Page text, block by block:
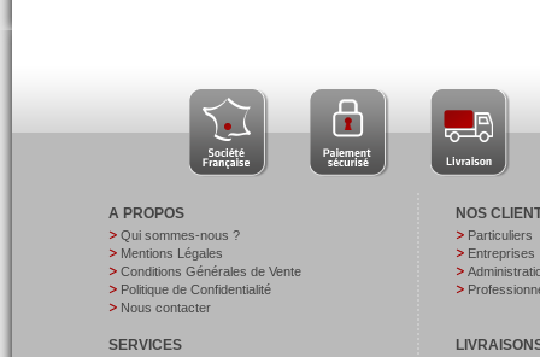
A PROPOS
Qui sommes-nous ?
Mentions Légales
Conditions Générales de Vente
Politique de Confidentialité
Nous contacter
SERVICES
NOS
Particuliers
Entreprises